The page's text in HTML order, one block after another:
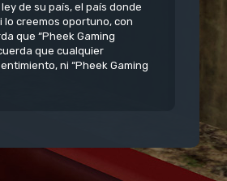
de su país, el país donde
lo creemos oportuno, con
que “Pheek Gaming
que cualquier
ni “Pheek Gaming